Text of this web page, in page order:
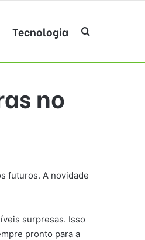
Tecnologia Procurar por
no
futuros. A novidade
surpresas. Isso
pronto para a